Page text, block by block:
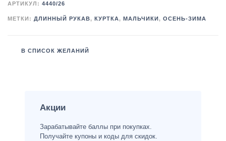
АРТИКУЛ: 4440/26
МЕТКИ: ДЛИННЫЙ РУКАВ, КУРТКА, МАЛЬЧИКИ , ОСЕНЬ-ЗИМА
В СПИСОК ЖЕЛАНИЙ
Акции
Зарабатывайте баллы при покупках.
Получайте купоны и коды для скидок.